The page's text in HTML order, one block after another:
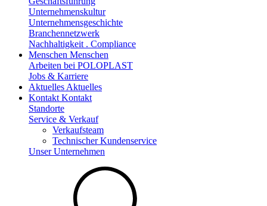
Unternehmenskultur
Unternehmensgeschichte
Branchennetzwerk
Nachhaltigkeit . Compliance
Menschen Menschen
Arbeiten bei POLOPLAST
Jobs & Karriere
Aktuelles Aktuelles
Kontakt Kontakt
Standorte
Service & Verkauf
Verkaufsteam
Technischer Kundenservice
Unser Unternehmen